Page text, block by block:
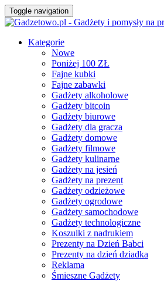
Toggle navigation
Kategorie
Nowe
Poniżej 100 ZŁ
Fajne kubki
Fajne zabawki
Gadżety alkoholowe
Gadżety bitcoin
Gadżety biurowe
Gadżety dla gracza
Gadżety domowe
Gadżety filmowe
Gadżety kulinarne
Gadżety na jesień
Gadżety na prezent
Gadżety odzieżowe
Gadżety ogrodowe
Gadżety samochodowe
Gadżety technologiczne
Koszulki z nadrukiem
Prezenty na Dzień Babci
Prezenty na dzień dziadka
Reklama
Śmieszne Gadżety